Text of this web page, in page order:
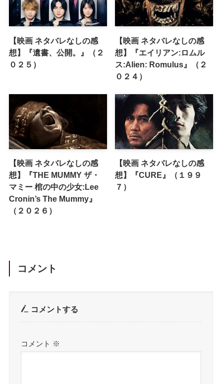
【映画 ネタバレなしの感
想】『遺書、公開。』（２
０２５）
【映画 ネタバレなしの感
想】『エイリアン:ロムル
ス:Alien: Romulus』（２
０２４）
【映画 ネタバレなしの感
想】『THE MUMMY ザ・
マミー 棺の中の少女:Lee
Cronin’s The Mummy』
（２０２６）
【映画 ネタバレなしの感
想】『CURE』（１９９
７）
コメント
コメントする
コメント ※